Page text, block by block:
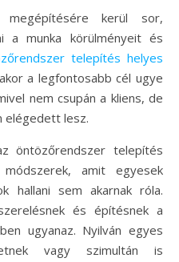
megépítésére kerül sor,
a munka körülményeit és
telepítés helyes
a legfontosabb cél ugye
nem csupán a kliens, de
elégedett lesz.
öntözőrendszer telepítés
amit egyesek
hallani sem akarnak róla.
és építésnek a
ugyanaz. Nyilván egyes
vagy szimultán is